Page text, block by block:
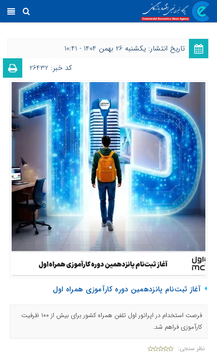
تاریخ انتشار: یکشنبه 26 بهمن 1404 - 10:41
کد خبر: 26432
آغاز ثبت‌نام پانزدهمین دوره کارآموزی همراه اول
فرصت استخدام در اپراتور اول تلفن همراه کشور برای بیش از ۱۰۰ ظرفیت
کارآموزی فراهم شد.
نظر سنجی: